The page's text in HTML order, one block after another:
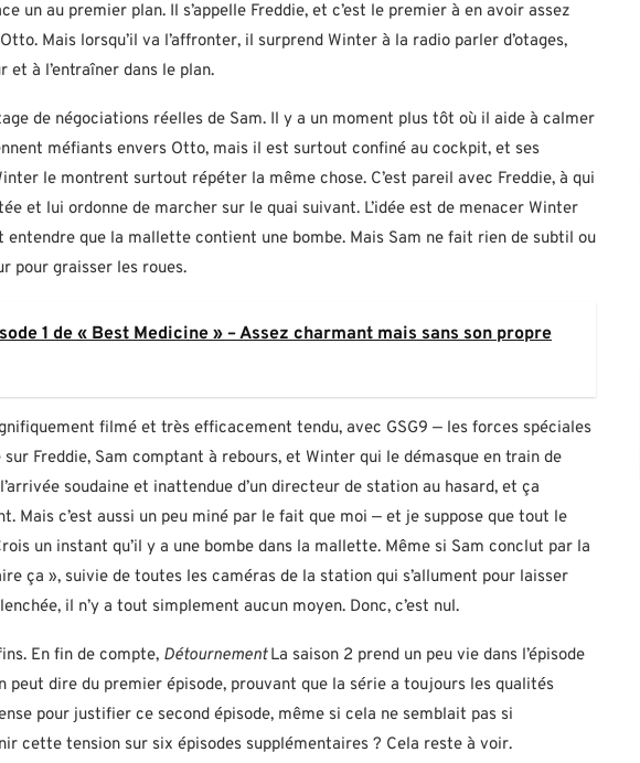
un au premier plan. Il s’appelle Freddie, et c’est le premier à en avoir assez
Mais lorsqu’il va l’affronter, il surprend Winter à la radio parler d’otages,
et à l’entraîner dans le plan.
de négociations réelles de Sam. Il y a un moment plus tôt où il aide à calmer
méfiants envers Otto, mais il est surtout confiné au cockpit, et ses
le montrent surtout répéter la même chose. C’est pareil avec Freddie, à qui
et lui ordonne de marcher sur le quai suivant. L’idée est de menacer Winter
entendre que la mallette contient une bombe. Mais Sam ne fait rien de subtil ou
pour graisser les roues.
1 de « Best Medicine » – Assez charmant mais sans son propre
filmé et très efficacement tendu, avec GSG9 — les forces spéciales
Freddie, Sam comptant à rebours, et Winter qui le démasque en train de
soudaine et inattendue d’un directeur de station au hasard, et ça
Mais c’est aussi un peu miné par le fait que moi — et je suppose que tout le
un instant qu’il y a une bombe dans la mallette. Même si Sam conclut par la
ça », suivie de toutes les caméras de la station qui s’allument pour laisser
il n’y a tout simplement aucun moyen. Donc, c’est nul.
En fin de compte, DétournementLa saison 2 prend un peu vie dans l’épisode
peut dire du premier épisode, prouvant que la série a toujours les qualités
pour justifier ce second épisode, même si cela ne semblait pas si
cette tension sur six épisodes supplémentaires ? Cela reste à voir.